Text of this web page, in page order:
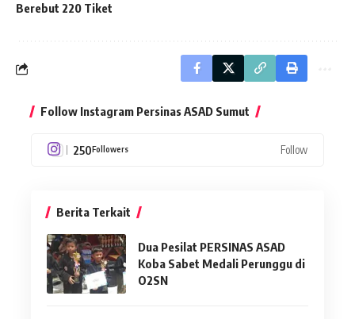
Berebut 220 Tiket
Follow Instagram Persinas ASAD Sumut
250Followers Follow
Berita Terkait
Dua Pesilat PERSINAS ASAD
Koba Sabet Medali Perunggu di
O2SN